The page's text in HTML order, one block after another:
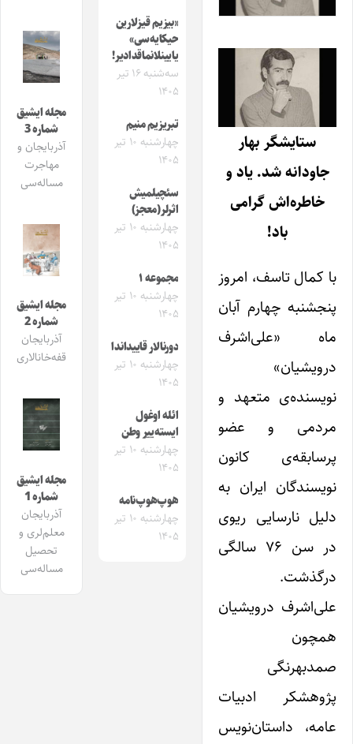
ستایشگر بهار
جاودانه شد. یاد و
خاطره‌اش گرامی
باد!
با کمال تاسف، امروز
پنجشنبه چهارم آبان
ماه «علی‌اشرف
درویشیان»
نویسنده‌ی متعهد و
مردمی و عضو
پرسابقه‌ی کانون
نویسندگان ایران به
دلیل نارسایی ریوی
در سن ۷۶ سالگی
درگذشت.
علی‌اشرف درویشیان
همچون
صمدبهرنگی
پژوهشکر ادبیات
عامه، داستان‌نویس
«بیزیم قیزلارین
حیکایه‌سی»
یایینلانماقدادیر!
سه‌شنبه ۱۶ تیر
۱۴۰۵
تبریزیم منیم
چهارشنبه ۱۰ تیر
۱۴۰۵
سئچیلمیش
اثرلر(معجز)
چهارشنبه ۱۰ تیر
۱۴۰۵
مجموعه ۱
چهارشنبه ۱۰ تیر
۱۴۰۵
دورنالار قاییداندا
چهارشنبه ۱۰ تیر
۱۴۰۵
ائله اوغول
ایسته‌ییر وطن
چهارشنبه ۱۰ تیر
۱۴۰۵
هوپ‌هوپ‌نامه
چهارشنبه ۱۰ تیر
۱۴۰۵
مجله ایشیق
شماره 3
آذربایجان و
مهاجرت
مساله‌سی
مجله ایشیق
شماره 2
آذربایجان
قفه‌خانالاری
مجله ایشیق
شماره 1
آذربایجان
معلم‌لری و
تحصیل
مساله‌سی